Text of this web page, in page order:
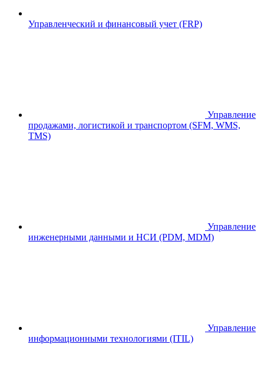
Управленческий и финансовый учет (FRP)
Управление
продажами, логистикой и транспортом (SFM, WMS,
TMS)
Управление
инженерными данными и НСИ (PDM, MDM)
Управление
информационными технологиями (ITIL)